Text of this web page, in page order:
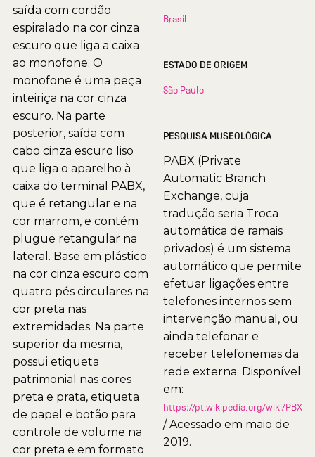
saída com cordão
espiralado na cor cinza
escuro que liga a caixa
ao monofone. O
monofone é uma peça
inteiriça na cor cinza
escuro. Na parte
posterior, saída com
cabo cinza escuro liso
que liga o aparelho à
caixa do terminal PABX,
que é retangular e na
cor marrom, e contém
plugue retangular na
lateral. Base em plástico
na cor cinza escuro com
quatro pés circulares na
cor preta nas
extremidades. Na parte
superior da mesma,
possui etiqueta
patrimonial nas cores
preta e prata, etiqueta
de papel e botão para
controle de volume na
cor preta e em formato
Brasil
ESTADO DE ORIGEM
São Paulo
PESQUISA MUSEOLÓGICA
PABX (Private
Automatic Branch
Exchange, cuja
tradução seria Troca
automática de ramais
privados) é um sistema
automático que permite
efetuar ligações entre
telefones internos sem
intervenção manual, ou
ainda telefonar e
receber telefonemas da
rede externa. Disponível
em:
https://pt.wikipedia.org/wiki/PBX
/ Acessado em maio de
2019.